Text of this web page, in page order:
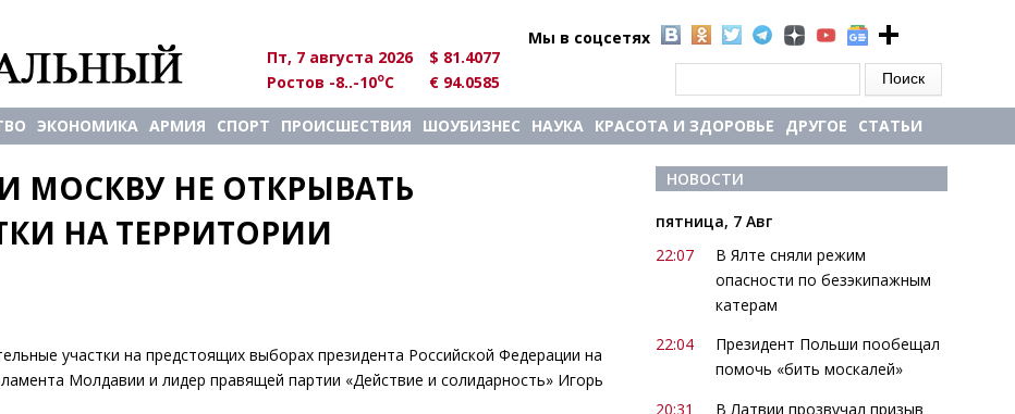
Мы в соцсетях
Пт, 7 августа 2026
$ 81.4077
Ростов -8..-10oC € 94.0585
ЭКОНОМИКА АРМИЯ СПОРТ ПРОИСШЕСТВИЯ ШОУБИЗНЕС НАУКА КРАСОТА И ЗДОРОВЬЕ ДРУГОЕ СТАТЬИ
МОСКВУ НЕ ОТКРЫВАТЬ
НА ТЕРРИТОРИИ
участки на предстоящих выборах президента Российской Федерации на
Молдавии и лидер правящей партии «Действие и солидарность» Игорь
НОВОСТИ
пятница, 7 Авг
22:07
В Ялте сняли режим
опасности по безэкипажным
катерам
22:04
Президент Польши пообещал
помочь «бить москалей»
20:31
В Латвии прозвучал призыв